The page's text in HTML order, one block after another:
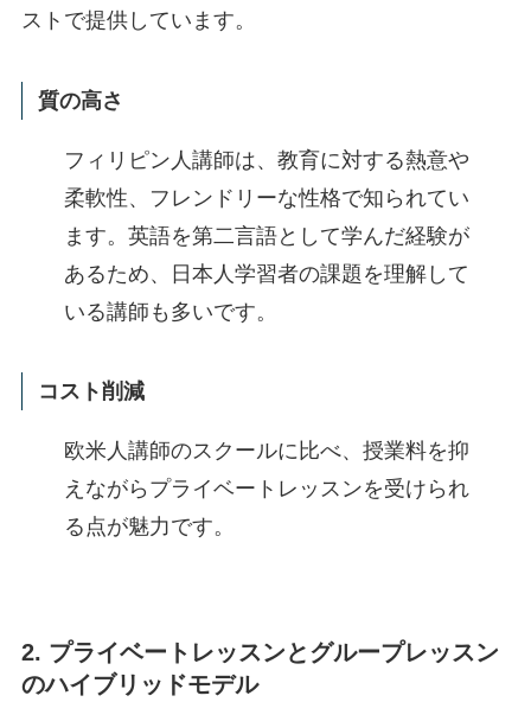
ストで提供しています。
質の高さ
フィリピン人講師は、教育に対する熱意や
柔軟性、フレンドリーな性格で知られてい
ます。英語を第二言語として学んだ経験が
あるため、日本人学習者の課題を理解して
いる講師も多いです。
コスト削減
欧米人講師のスクールに比べ、授業料を抑
えながらプライベートレッスンを受けられ
る点が魅力です。
2. プライベートレッスンとグループレッスン
のハイブリッドモデル